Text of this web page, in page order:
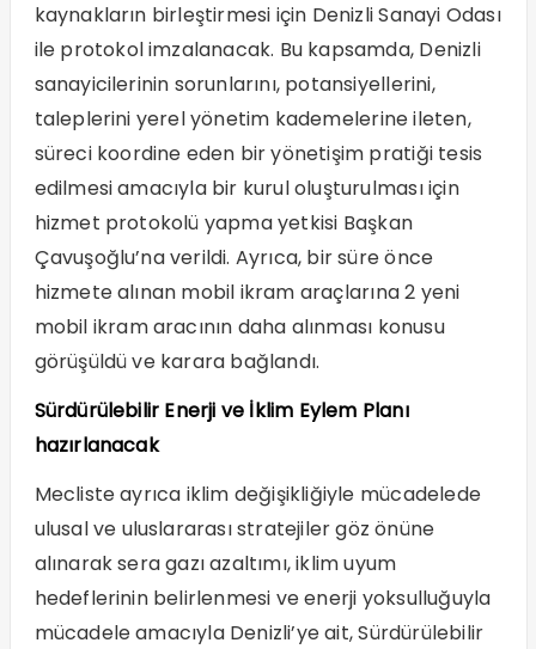
kaynakların birleştirmesi için Denizli Sanayi Odası
ile protokol imzalanacak. Bu kapsamda, Denizli
sanayicilerinin sorunlarını, potansiyellerini,
taleplerini yerel yönetim kademelerine ileten,
süreci koordine eden bir yönetişim pratiği tesis
edilmesi amacıyla bir kurul oluşturulması için
hizmet protokolü yapma yetkisi Başkan
Çavuşoğlu’na verildi. Ayrıca, bir süre önce
hizmete alınan mobil ikram araçlarına 2 yeni
mobil ikram aracının daha alınması konusu
görüşüldü ve karara bağlandı.
Sürdürülebilir Enerji ve İklim Eylem Planı
hazırlanacak
Mecliste ayrıca iklim değişikliğiyle mücadelede
ulusal ve uluslararası stratejiler göz önüne
alınarak sera gazı azaltımı, iklim uyum
hedeflerinin belirlenmesi ve enerji yoksulluğuyla
mücadele amacıyla Denizli’ye ait, Sürdürülebilir